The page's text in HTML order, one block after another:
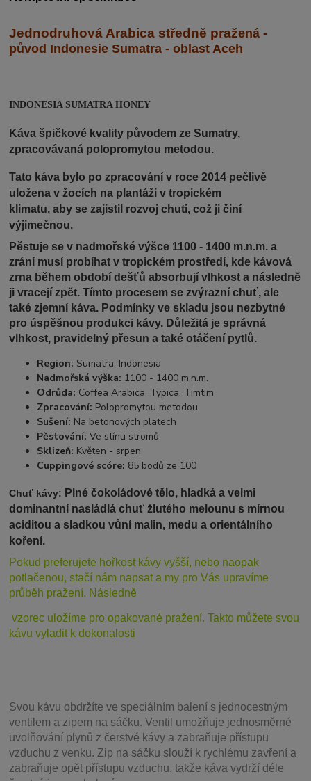
Jednodruhová Arabica středně pražená -
původ Indonesie Sumatra - oblast Aceh
INDONESIA SUMATRA HONEY
Káva špičkové kvality původem ze Sumatry,
zpracovávaná polopromytou metodou.
Tato káva bylo po zpracování v roce 2014 pečlivě
uložena v žocích na plantáži v tropickém
klimatu, aby se zajistil rozvoj chuti, což ji činí
výjimečnou.
Pěstuje se v nadmořské výšce 1100 - 1400 m.n.m. a
zrání musí probíhat v tropickém prostředí, kde kávová
zrna během období dešťů absorbují vlhkost a následně
ji vracejí zpět. Tímto procesem se zvýrazní chuť, ale
také zjemní káva. Podmínky ve skladu jsou nezbytné
pro úspěšnou produkci kávy. Důležitá je správná
vlhkost, pravidelný přesun a také otáčení pytlů.
Region: Sumatra, Indonesia
Nadmořská výška: 1100 - 1400 m.n.m.
Odrůda: Coffea Arabica, Typica, Timtim
Zpracování: Polopromytou metodou
Sušení: Na betonových platech
Pěstování: Ve stínu stromů
Sklizeň: Květen - srpen
Cuppingové scóre: 85 bodů ze 100
Chuť kávy: Plné čokoládové tělo, hladká a velmi
dominantní nasládlá chuť žlutého melounu s mírnou
aciditou a sladkou vůní malin, medu a orientálního
koření.
Pokud preferujete hořkost kávy vyšší, nebo naopak
potlačenou, stačí nám napsat a my pro Vás upravíme
průběh pražení. Následně
vzorec uložíme pro opakované pražení. Takto můžete svou
kávu vyladit k dokonalosti
Svou kávu obdržíte ve speciálním balení s jednocestným
ventilem a zipem na sáčku. Ventil umožňuje jednosměrné
uvolňování plynů z čerstvé kávy a zabraňuje přístupu
vzduchu z venku. Zip na sáčku slouží k rychlému zavření a
zabraňuje opět přístupu vzduchu, takže káva vydrží déle